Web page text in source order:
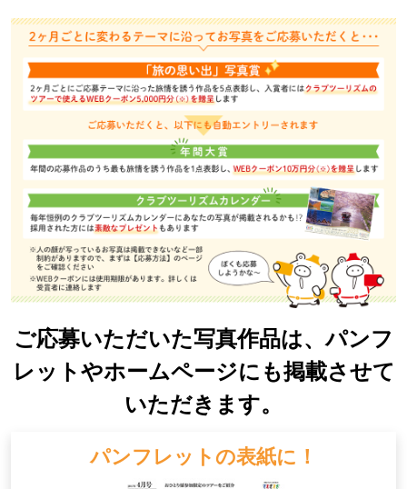
ご応募いただいた写真作品は、パンフ
レットやホームページにも掲載させて
いただきます。
パンフレットの表紙に！